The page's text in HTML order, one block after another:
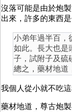
沒落可能是由於炮
出來，許多的東西
小弟年過半百，
如此。長大也是
子，試附子及硫
總之，藥材地道
我個人從小就不吃
藥材地道，尊古炮